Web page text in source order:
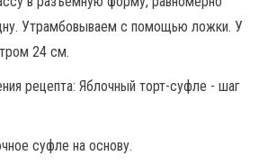
Утрамбовываем с помощью ложки. У
24 см.
суфле на основу.